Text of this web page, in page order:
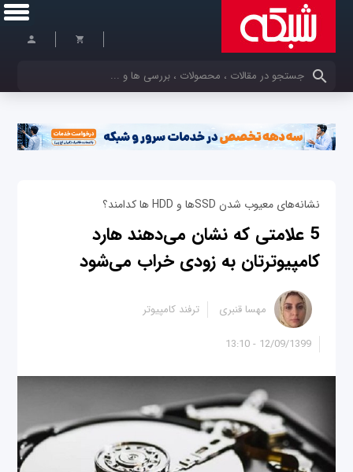
کلمات کلیدی خود را وارد کنید
نشانه‌های معیوب شدن SSDها و HDD ها کدامند؟
5 علامتی که نشان می‌دهند هارد
کامپیوترتان به زودی خراب می‌شود
12/09/1399 - 13:10
مهسا قنبری ترفند کامپیوتر